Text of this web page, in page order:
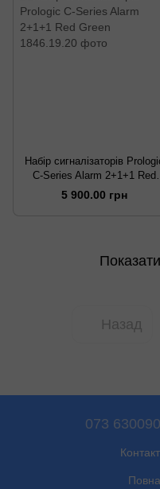
Набір сигналізаторів
C-Series Alarm 2+1+1 Red
Green
5 900.00 грн
Назад
073